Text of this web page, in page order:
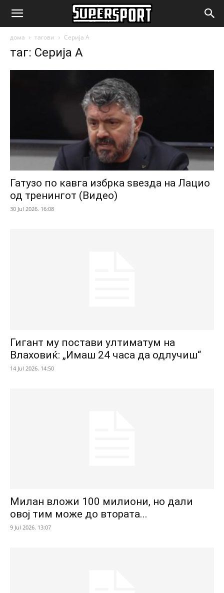
SuperSport.mk
дома тагови Серија А
таг: Серија А
Гатузо по кавга избрка ѕвезда на Лацио
од тренингот (Видео)
30 Jul 2026. 16:08
Гигант му постави ултиматум на
Влаховиќ: „Имаш 24 часа да одлучиш“
14 Jul 2026. 14:50
Милан вложи 100 милиони, но дали
овој тим може до втората...
9 Jul 2026. 13:07